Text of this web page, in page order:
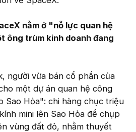
nằm ở "nỗ lực quan hệ
ông trùm kinh doanh đang
người vừa bán cổ phần của
một dự án quan hệ công
Sao Hỏa": chi hàng chục triệu
mini lên Sao Hỏa để chụp
vùng đất đỏ, nhằm thuyết